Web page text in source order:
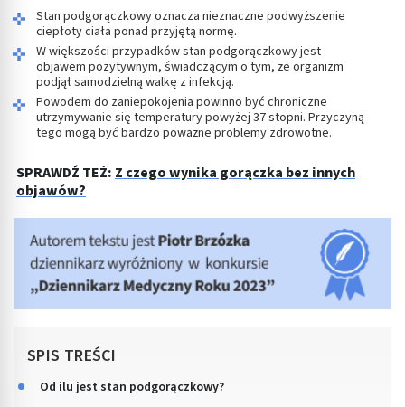
Stan podgorączkowy oznacza nieznaczne podwyższenie
ciepłoty ciała ponad przyjętą normę.
W większości przypadków stan podgorączkowy jest
objawem pozytywnym, świadczącym o tym, że organizm
podjął samodzielną walkę z infekcją.
Powodem do zaniepokojenia powinno być chroniczne
utrzymywanie się temperatury powyżej 37 stopni. Przyczyną
tego mogą być bardzo poważne problemy zdrowotne.
SPRAWDŹ TEŻ: Z czego wynika gorączka bez innych
objawów?
SPIS TREŚCI
Od ilu jest stan podgorączkowy?